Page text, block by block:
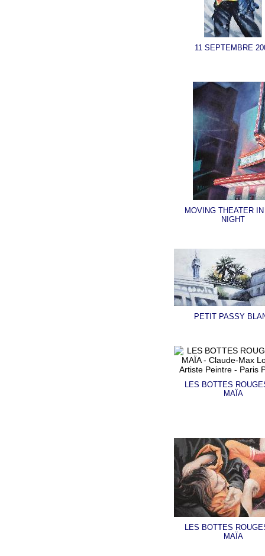
11 SEPTEMBRE
MOVING THEATER
NIGHT
PETIT PASSY
LES BOTTES
MAÏA
LES BOTTES
MAÏA